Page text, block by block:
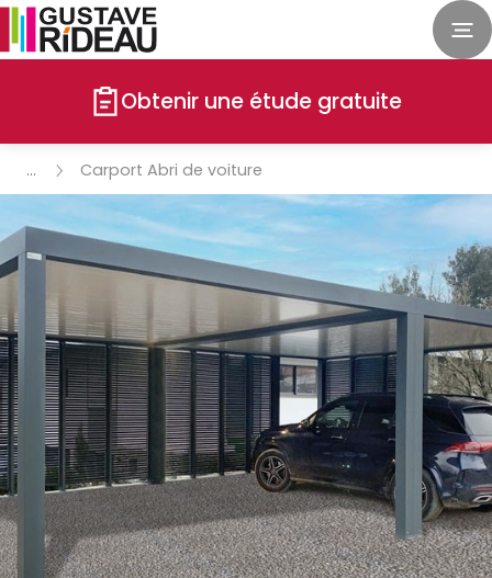
Obtenir une étude gratuite
Carport Abri de voiture